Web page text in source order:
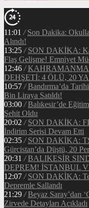
11:01 / Son Dakika:
Alındı!
13:25 / SON DAKİKA:
Flaş Gelişme! Emniyet
12:46 /
DEHŞETİ: 4 ÖLÜ, 20
10:57 / Bandırma’da
Bin Liraya Satıldı!
03:00 / Balıkesir’de
Şehit Oldu
20:02 / SON DAKİKA:
İndirim Serisi Devam Etti
02:35 / SON DAKİKA:
Gürcistan’da Düştü, 20
20:31 / BALIKESİR
DEPREM! İSTANBUL
12:07 / SON DAKİKA:
Depremle Sallandı
21:29 / Beyaz Saray’dan
Zirvede Detayları Açıkladı